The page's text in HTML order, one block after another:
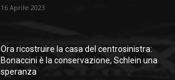
16 Aprile 2023
Ora ricostruire la casa del centrosinistra:
Bonaccini è la conservazione, Schlein una
speranza